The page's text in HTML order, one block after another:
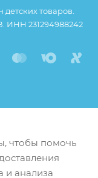
товаров.
ИНН 231294988242
чтобы помочь
и анализа